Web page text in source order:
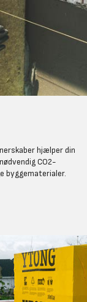
hjælper din
CO2-
byggematerialer.